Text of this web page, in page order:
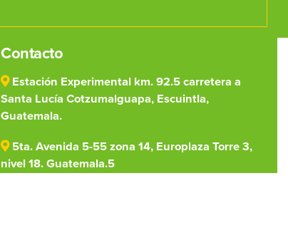
Contacto
Estación Experimental km. 92.5 carretera a
Santa Lucía Cotzumalguapa, Escuintla,
Guatemala.
5ta. Avenida 5-55 zona 14, Europlaza Torre 3,
nivel 18. Guatemala.5